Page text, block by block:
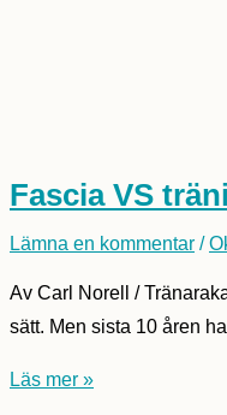
Fascia VS
Lämna en kommentar /
Av Carl Norell /
sätt. Men sista 10 åren
Fascia
Läs mer »